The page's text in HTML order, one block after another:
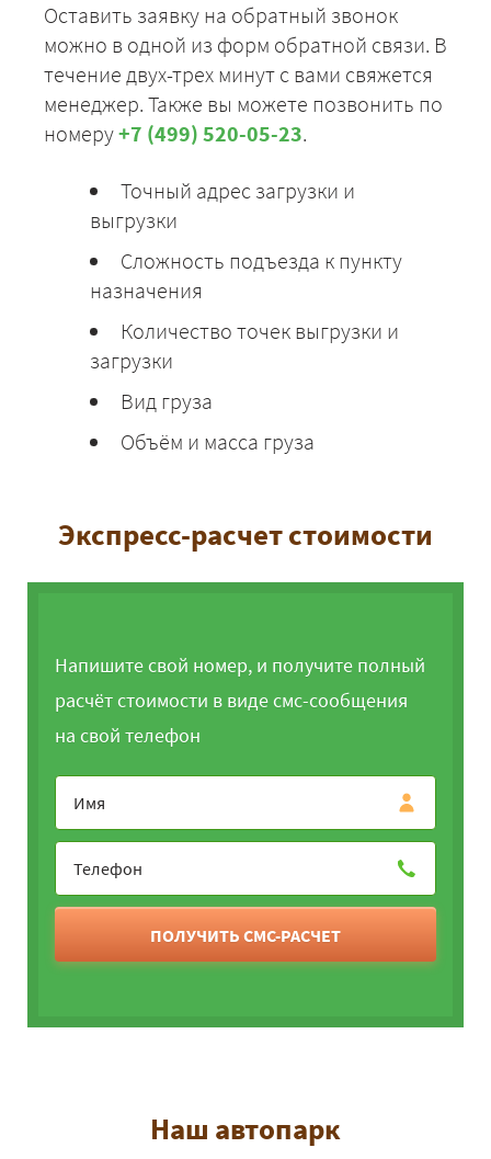
Оставить заявку на обратный звонок
можно в одной из форм обратной связи. В
течение двух-трех минут с вами свяжется
менеджер. Также вы можете позвонить по
номеру+7 (499) 520-05-23.
Точный адрес загрузки и
выгрузки
Сложность подъезда к пункту
назначения
Количество точек выгрузки и
загрузки
Вид груза
Объём и масса груза
Экспресс-расчет стоимости
Напишите свой номер, и получите полный
расчёт стоимости в виде смс-сообщения
на свой телефон
ПОЛУЧИТЬ СМС-РАСЧЕТ
Наш автопарк